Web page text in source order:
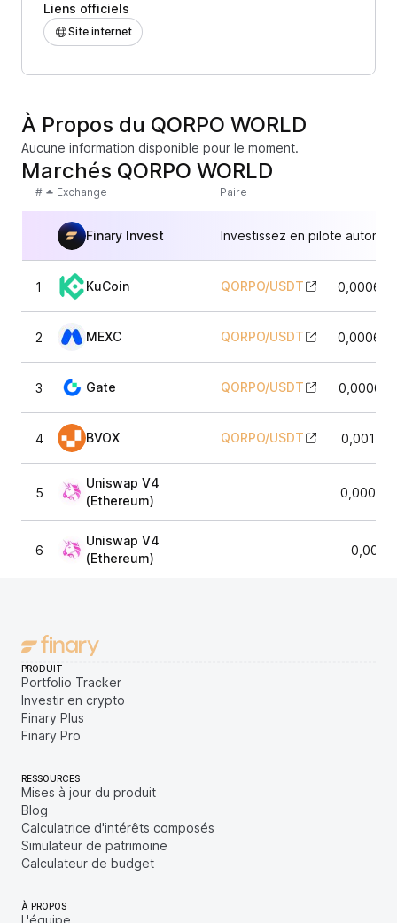
Liens officiels
Site internet
À Propos du QORPO WORLD
Aucune information disponible pour le moment.
Marchés QORPO WORLD
# Exchange Paire
Finary Invest Investissez en pilote
1 KuCoin QORPO/USDT
2 MEXC QORPO/USDT
3 Gate QORPO/USDT
4 BVOX QORPO/USDT
5
Uniswap V4
(Ethereum)
6
Uniswap V4
(Ethereum)
PRODUIT
Portfolio Tracker
Investir en crypto
Finary Plus
Finary Pro
RESSOURCES
Mises à jour du produit
Blog
Calculatrice d'intérêts composés
Simulateur de patrimoine
Calculateur de budget
À PROPOS
L'équipe